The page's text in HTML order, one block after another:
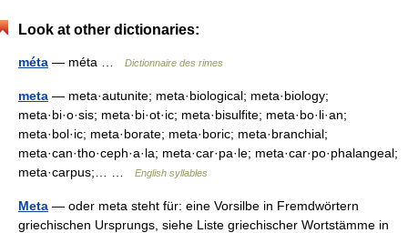
Look at other dictionaries:
méta — méta … Dictionnaire des rimes
meta — meta·autunite; meta·biological; meta·biology;
meta·bi·o·sis; meta·bi·ot·ic; meta·bisulfite; meta·bo·li·an;
meta·bol·ic; meta·borate; meta·boric; meta·branchial;
meta·can·tho·ceph·a·la; meta·car·pa·le; meta·car·po·phalangeal;
meta·carpus;… …
English syllables
Meta — oder meta steht für: eine Vorsilbe in Fremdwörtern
griechischen Ursprungs, siehe Liste griechischer Wortstämme in